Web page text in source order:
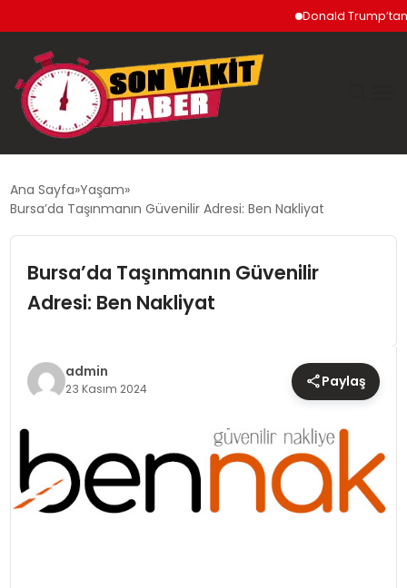
Donald Trump’tan
DÜNYA
SPOR
YAŞAM
Ana Sayfa Yaşam
Bursa’da Taşınmanın Güvenilir Adresi: Ben Nakliyat
Bursa’da Taşınmanın Güvenilir
Adresi: Ben Nakliyat
admin
23 Kasım 2024 Paylaş